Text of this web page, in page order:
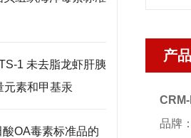
1 未去脂龙虾肝胰
元素和甲基汞
OA毒素标准品的
产
品牌